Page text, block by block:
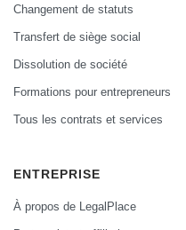
Changement de statuts
Transfert de siège social
Dissolution de société
Formations pour entrepreneurs
Tous les contrats et services
ENTREPRISE
À propos de LegalPlace